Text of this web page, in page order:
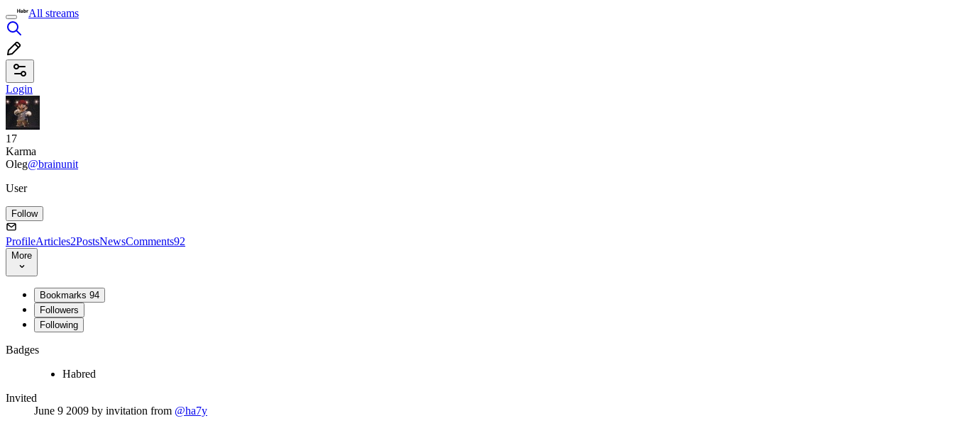
All streams
Login
17
Karma
Oleg@brainunit
User
Follow
ProfileArticles2PostsNewsComments92
More
Bookmarks 94
Followers
Following
Badges
Habred
Invited
June 9 2009 by invitation from @ha7y